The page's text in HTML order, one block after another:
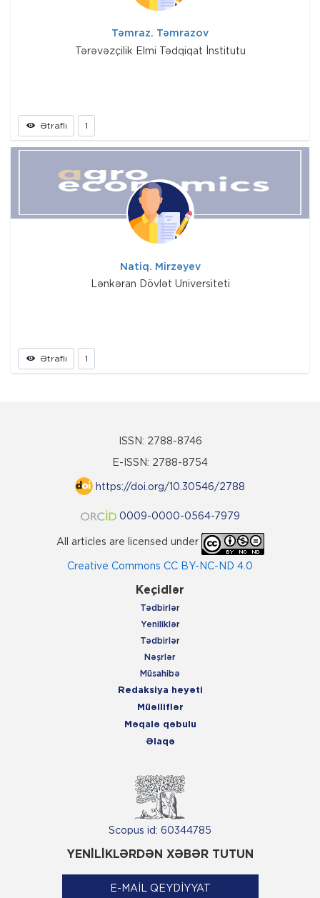
Təmraz. Təmrazov
Tərəvəzçilik Elmi Tədqiqat İnstitutu
Ətraflı 1
Natiq. Mirzəyev
Lənkəran Dövlət Universiteti
Ətraflı 1
ISSN: 2788-8746
E-ISSN: 2788-8754
https://doi.org/10.30546/2788
0009-0000-0564-7979
All articles are licensed under
Creative Commons CC BY-NC-ND 4.0
Keçidlər
Tədbirlər
Yeniliklər
Tədbirlər
Nəşrlər
Müsahibə
Redaksiya heyəti
Müəlliflər
Məqalə qəbulu
Əlaqə
Scopus id: 60344785
YENİLİKLƏRDƏN XƏBƏR TUTUN
E-MAİL QEYDİYYAT